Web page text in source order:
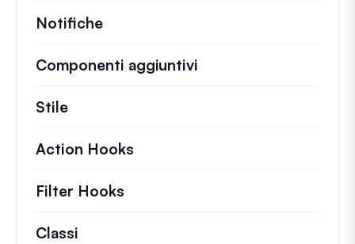
Notifiche
Componenti aggiuntivi
Stile
Action Hooks
Filter Hooks
Classi